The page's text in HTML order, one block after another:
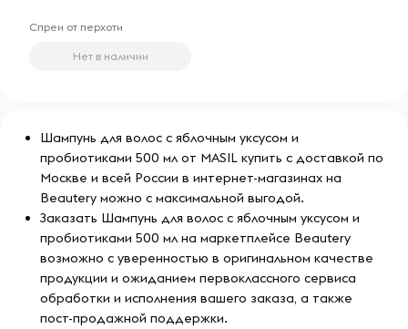
Спреи от перхоти
Нет в наличии
Шампунь для волос с яблочным уксусом и
пробиотиками 500 мл от MASIL купить с доставкой по
Москве и всей России в интернет-магазинах на
Beautery можно с максимальной выгодой.
Заказать Шампунь для волос с яблочным уксусом и
пробиотиками 500 мл на маркетплейсе Beautery
возможно с уверенностью в оригинальном качестве
продукции и ожиданием первоклассного сервиса
обработки и исполнения вашего заказа, а также
пост-продажной поддержки.